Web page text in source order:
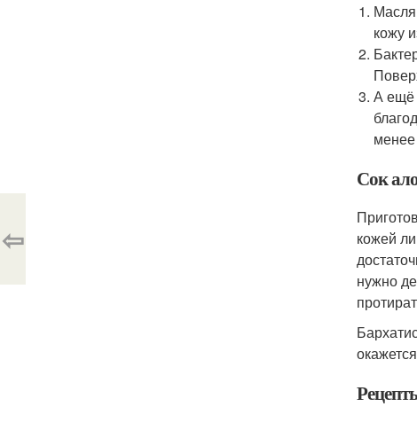
кожу
А ещё
Сок
кожей
нужно
⇦